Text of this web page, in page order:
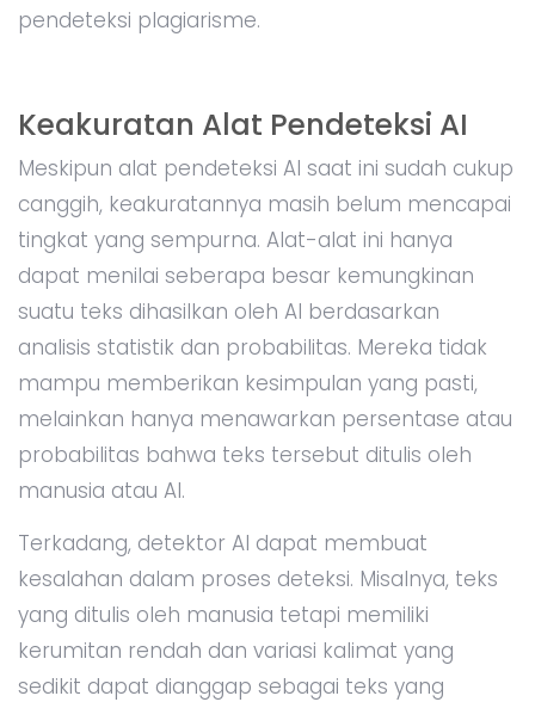
pendeteksi plagiarisme.
Keakuratan Alat Pendeteksi AI
Meskipun alat pendeteksi AI saat ini sudah cukup
canggih, keakuratannya masih belum mencapai
tingkat yang sempurna. Alat-alat ini hanya
dapat menilai seberapa besar kemungkinan
suatu teks dihasilkan oleh AI berdasarkan
analisis statistik dan probabilitas. Mereka tidak
mampu memberikan kesimpulan yang pasti,
melainkan hanya menawarkan persentase atau
probabilitas bahwa teks tersebut ditulis oleh
manusia atau AI.
Terkadang, detektor AI dapat membuat
kesalahan dalam proses deteksi. Misalnya, teks
yang ditulis oleh manusia tetapi memiliki
kerumitan rendah dan variasi kalimat yang
sedikit dapat dianggap sebagai teks yang